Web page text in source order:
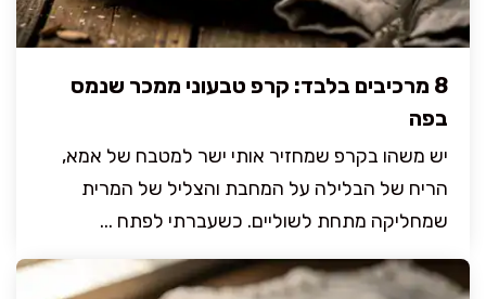
8 מרכיבים בלבד: קרפ טבעוני ממכר שנמס
בפה
יש משהו בקרפ שמחזיר אותי ישר למטבח של אמא,
הריח של הבלילה על המחבת והצליל של המרית
שמחליקה מתחת לשוליים. כשעברתי לפתח ...